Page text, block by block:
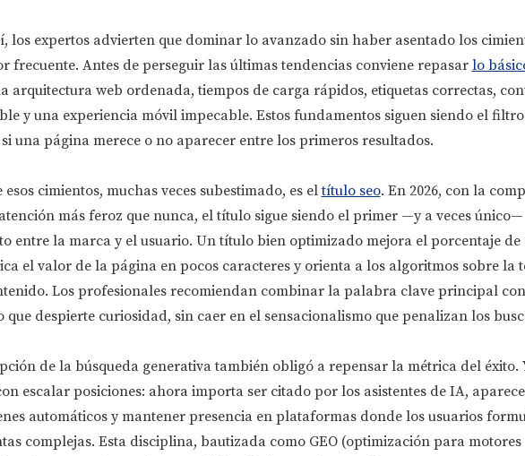
los expertos advierten que dominar lo avanzado sin haber asentado los
frecuente. Antes de perseguir las últimas tendencias conviene repasarlo
arquitectura web ordenada, tiempos de carga rápidos, etiquetas correctas,
y una experiencia móvil impecable. Estos fundamentos siguen siendo el
una página merece o no aparecer entre los primeros resultados.
esos cimientos, muchas veces subestimado, es eltítulo seo. En 2026, con la
más feroz que nunca, el título sigue siendo el primer —y a veces único—
entre la marca y el usuario. Un título bien optimizado mejora el porcentaje de
el valor de la página en pocos caracteres y orienta a los algoritmos sobre la
Los profesionales recomiendan combinar la palabra clave principal
que despierte curiosidad, sin caer en el sensacionalismo que penalizan los
de la búsqueda generativa también obligó a repensar la métrica del éxito.
escalar posiciones: ahora importa ser citado por los asistentes de IA,
automáticos y mantener presencia en plataformas donde los usuarios
complejas. Esta disciplina, bautizada como GEO (optimización para motores